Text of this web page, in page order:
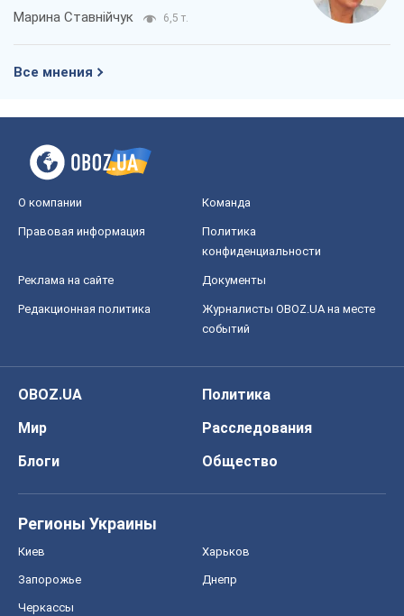
Марина Ставнійчук 6,5 т.
Все мнения
О компании Команда
Правовая информация
Политика
конфиденциальности
Реклама на сайте Документы
Редакционная политика
Журналисты OBOZ.UA на месте
событий
OBOZ.UA
Политика
Мир
Расследования
Блоги
Общество
Регионы Украины
Киев Харьков
Запорожье Днепр
Черкассы